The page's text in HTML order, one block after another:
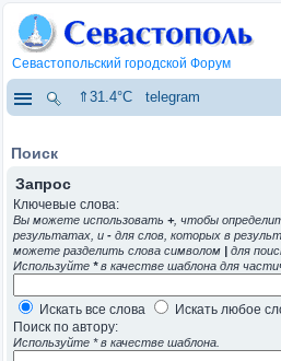
Севастопольский городской Форум
⇑31.4°C telegram
Поиск
Запрос
Ключевые слова:
Вы можете использовать +, чтобы
результатах, и - для слов, которых в
можете разделить слова символом | для
Используйте *в качестве шаблона для
Искать все слова
Искать любое
Поиск по автору:
Используйте * в качестве шаблона.